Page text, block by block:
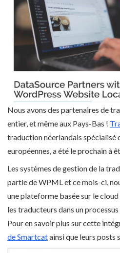
Nous avons des partenaires de
entier, et même aux Pays-Bas !
traduction néerlandais spécialisé
européennes, a été le prochain à
Les systèmes de gestion de la
partie de WPML et ce mois-ci,
une plateforme basée sur le
les traducteurs dans un
Pour en savoir plus sur cette
de Smartcatainsi que leurs posts